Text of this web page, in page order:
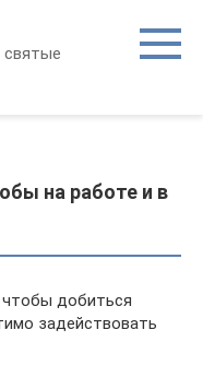
святые
на работе и в
чтобы добиться
задействовать